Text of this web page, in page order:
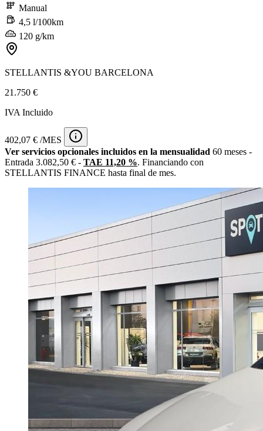
Manual
4,5 l/100km
120 g/km
STELLANTIS &YOU BARCELONA
21.750 €
IVA Incluido
402,07 € /MES
Ver servicios opcionales incluidos en la mensualidad 60 meses -
Entrada 3.082,50 € - TAE 11,20 %. Financiando con
STELLANTIS FINANCE hasta final de mes.